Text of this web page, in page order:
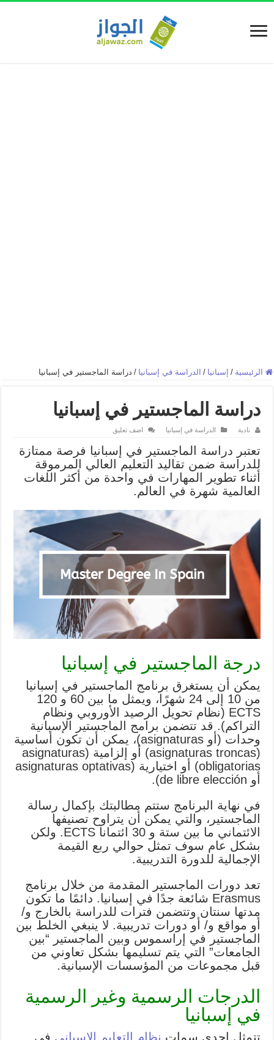
الرئيسية / إسبانيا‎ / الدراسة في إسبانيا / دراسة الماجستير في إسبانيا
دراسة الماجستير في إسبانيا
نادية الدراسة في إسبانيا اضف تعليق
تعتبر دراسة الماجستير في إسبانيا فرصة ممتازة
للدراسة ضمن تقاليد التعليم العالي المرموقة
أثناء تطوير المهارات في واحدة من أكثر اللغات
العالمية شهرة في العالم.
درجة الماجستير في إسبانيا
يمكن أن يستغرق برنامج الماجستير في إسبانيا
من 10 إلى 24 شهرًا، ويمثل ما بين 60 و 120
ECTS (نظام تحويل الرصيد الأوروبي ونظام
التراكم). قد تتضمن برامج الماجستير الإسبانية
وحدات (أو asignaturas)، يمكن أن تكون أساسية
(asignaturas troncas) أو إلزامية (asignaturas
obligatorias) أو اختيارية (asignaturas optativas
أو de libre elección).
في نهاية البرنامج ستتم مطالبتك بإكمال رسالة
الماجستير، والتي يمكن أن يتراوح تصنيفها
الائتماني ما بين ستة و 30 ائتمانا ECTS. ولكن
بشكل عام سوف تمثل حوالي ربع القيمة
الإجمالية للدورة التدريبية.
تعد دورات الماجستير المقدمة من خلال برنامج
Erasmus شائعة جدًا في إسبانيا. دائمًا ما تكون
مدتها سنتان وتتضمن فترات للدراسة بالخارج و/
أو مواقع و/ أو دورات تدريبية. لا ينبغي الخلط بين
الماجستير في إراسموس وبين الماجستير “بين
الجامعات” التي يتم تسليمها بشكل تعاوني من
قبل مجموعات من المؤسسات الإسبانية.
الدرجات الرسمية وغير الرسمية
في إسبانيا
تتمثل إحدى سمات نظام التعليم الإسباني في